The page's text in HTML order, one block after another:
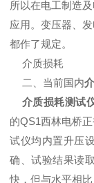
所以在电工制造
应用。变压器、
都作了规定。
介质损耗
二、当前国内
介质损耗测试
的QS1西林电桥
试仪均内置升压
确、试验结果读
快，但与水平相